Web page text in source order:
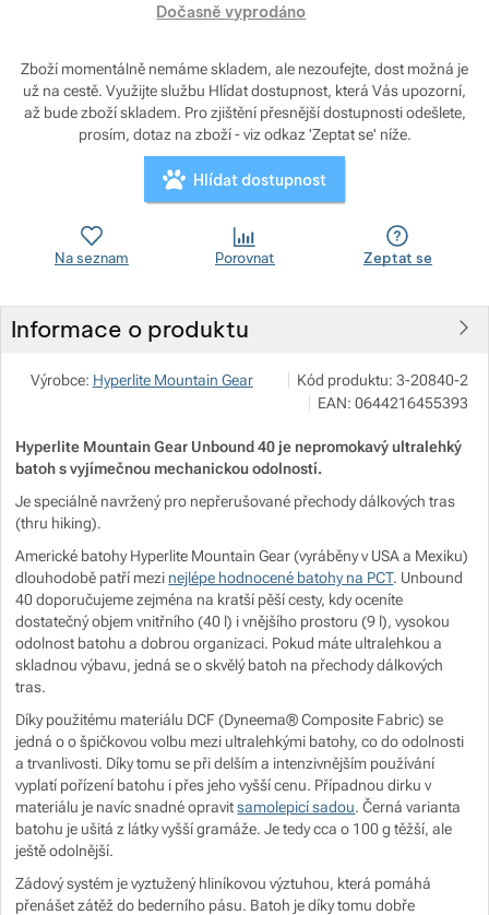
Dočasně vyprodáno
Zboží momentálně nemáme skladem, ale nezoufejte, dost možná je
už na cestě. Využijte službu Hlídat dostupnost, která Vás upozorní,
až bude zboží skladem. Pro zjištění přesnější dostupnosti odešlete,
prosím, dotaz na zboží - viz odkaz 'Zeptat se' níže.
Hlídat dostupnost
Na seznam Porovnat Zeptat se
Informace o produktu
Výrobce: Hyperlite Mountain Gear Zobrazit více
Pod 7 kilo
Milady Horákové 546/50,
info@pod7kilo.cz
Kód produktu: 3-20840-2
EAN: 0644216455393
Hyperlite Mountain Gear Unbound 40 je nepromokavý ultralehký
batoh s vyjímečnou mechanickou odolností.
Je speciálně navržený pro nepřerušované přechody dálkových tras
(thru hiking).
Americké batohy Hyperlite Mountain Gear (vyráběny v USA a Mexiku)
dlouhodobě patří mezi nejlépe hodnocené batohy na PCT. Unbound
40 doporučujeme zejména na kratší pěší cesty, kdy oceníte
dostatečný objem vnitřního (40 l) i vnějšího prostoru (9 l), vysokou
odolnost batohu a dobrou organizaci. Pokud máte ultralehkou a
skladnou výbavu, jedná se o skvělý batoh na přechody dálkových
tras.
Díky použitému materiálu DCF (Dyneema® Composite Fabric) se
jedná o o špičkovou volbu mezi ultralehkými batohy, co do odolnosti
a trvanlivosti. Díky tomu se při delším a intenzivnějším používání
vyplatí pořízení batohu i přes jeho vyšší cenu. Případnou dirku v
materiálu je navíc snadné opravitsamolepicí sadou. Černá varianta
batohu je ušitá z látky vyšší gramáže. Je tedy cca o 100 g těžší, ale
ještě odolnější.
Zádový systém je vyztužený hliníkovou výztuhou, která pomáhá
přenášet zátěž do bederního pásu. Batoh je díky tomu dobře
Zobrazit více
Zobrazit více
Zobrazit více
Zobrazit více
Zobrazit více
Zobrazit více
Zobrazit více
Zobrazit více
Zobrazit více
Zobrazit více
Zobrazit více
Zobrazit více
Zobrazit více
Zobrazit více
Zobrazit více
Zobrazit více
Zobrazit více
Zobrazit více
Zobrazit více
Zobrazit více
Zobrazit více
Zobrazit více